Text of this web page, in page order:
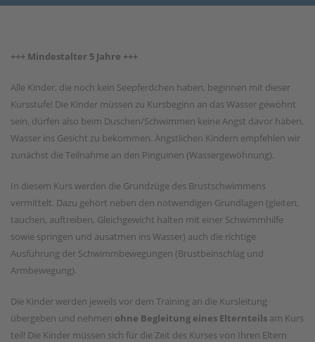
+++ Mindestalter 5 Jahre +++
Alle Kinder, die noch kein Seepferdchen haben, beginnen mit dieser
Kursstufe! Die Kinder müssen zu Kursbeginn an das Wasser gewöhnt
sein, dürfen also beim Duschen/Schwimmen keine Angst davor haben,
Wasser ins Gesicht zu bekommen. Ängstlichen Kindern empfehlen wir
zunächst die Teilnahme an den Pinguinen (Wassergewöhnung).
In diesem Kurs werden die Grundzüge des Brustschwimmens
vermittelt. Dazu gehört neben den notwendigen Grundlagen (gleiten,
tauchen, auftreiben, Gleichgewicht halten mit einer Schwimmhilfe
sowie springen und ausatmen ins Wasser) auch die richtige
Ausführung der Schwimmbewegungen (Brustbeinschlag und
Armbewegung).
Die Kinder werden jeweils vor dem Training an die Kursleitung
übergeben und nehmen ohne Begleitung eines Elternteils am Kurs
teil! Die Kinder müssen sich für die Zeit des Kurses von Ihren Eltern